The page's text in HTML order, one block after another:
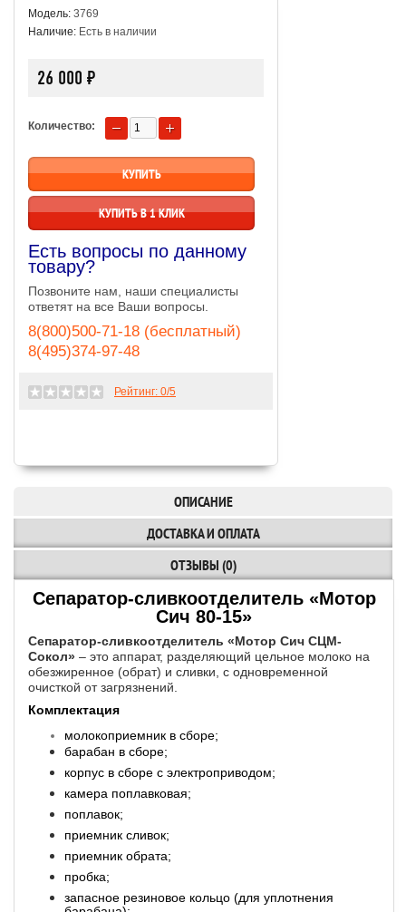
Модель: 3769
Наличие: Есть в наличии
26 000 ₽
Количество:
КУПИТЬ В 1 КЛИК
Есть вопросы по данному
товару?
Позвоните нам, наши специалисты
ответят на все Ваши вопросы.
8(800)500-71-18 (бесплатный)
8(495)374-97-48
Рейтинг: 0/5
ОПИСАНИЕ
ДОСТАВКА И ОПЛАТА
ОТЗЫВЫ (0)
Сепаратор-сливкоотделитель «Мотор
Сич 80-15»
Сепаратор-сливкоотделитель «Мотор Сич СЦМ-
Сокол» – это аппарат, разделяющий цельное молоко на
обезжиренное (обрат) и сливки, с одновременной
очисткой от загрязнений.
Комплектация
молокоприемник в сборе;
барабан в сборе;
корпус в сборе с электроприводом;
камера поплавковая;
поплавок;
приемник сливок;
приемник обрата;
пробка;
запасное резиновое кольцо (для уплотнения